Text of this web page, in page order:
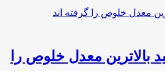
بالاترین معدل خلوص را